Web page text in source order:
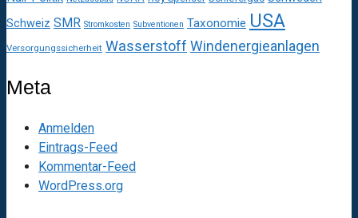
Schweiz SMR Stromkosten Subventionen Taxonomie USA
Versorgungssicherheit Wasserstoff Windenergieanlagen
Meta
Anmelden
Eintrags-Feed
Kommentar-Feed
WordPress.org